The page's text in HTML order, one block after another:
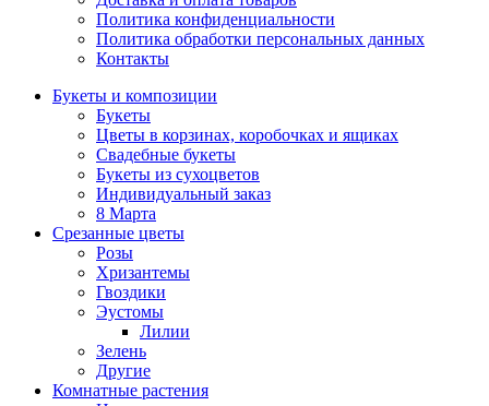
Политика конфиденциальности
Политика обработки персональных данных
Контакты
Букеты и композиции
Букеты
Цветы в корзинах, коробочках и ящиках
Свадебные букеты
Букеты из сухоцветов
Индивидуальный заказ
8 Марта
Срезанные цветы
Розы
Хризантемы
Гвоздики
Эустомы
Лилии
Зелень
Другие
Комнатные растения